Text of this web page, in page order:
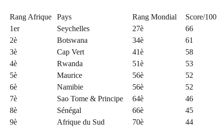
Rang Afrique Pays Rang Mondial
Score/100
1er
Seychelles 27è
66
2è
Botswana 34è
61
3è
Cap Vert 41è
58
4è
Rwanda 51è
53
5è
Maurice 56è
52
6è
Namibie 56è
52
7è
Sao Tome & Principe 64è
46
8è
Sénégal 66è
45
9è
Afrique du Sud 70è
44